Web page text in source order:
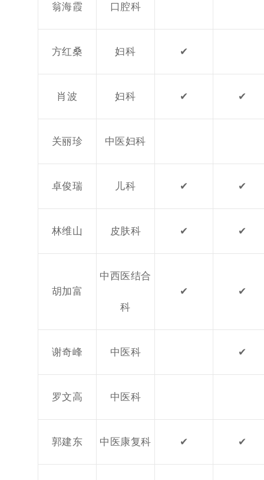
翁海霞 口腔科
方红桑 妇科 ✔
肖波 妇科 ✔ ✔
关丽珍 中医妇科
卓俊瑞 儿科 ✔ ✔
林维山 皮肤科 ✔ ✔
胡加富
中西医结合
科
✔ ✔
谢奇峰 中医科 ✔
罗文高 中医科
郭建东 中医康复科 ✔ ✔